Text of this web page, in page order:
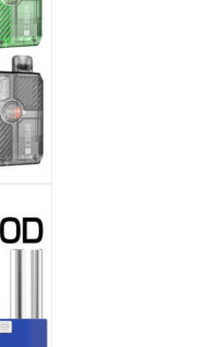
- MUTED RTA
Kit - MUTED RTA